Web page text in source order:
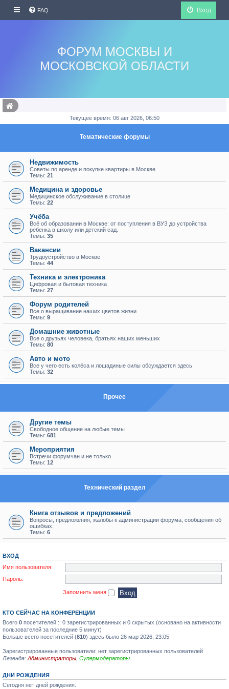
FAQ Вход
ФОРУМ МОСКВЫ И
МОСКОВСКОЙ ОБЛАСТИ
Текущее время: 06 авг 2026, 06:50
Тематические форумы
Недвижимость
Советы по аренде и покупке квартиры в Москве
Темы: 21
Медицина и здоровье
Медицинское обслуживание в столице
Темы: 22
Учёба
Всё об образовании в Москве: от поступления в ВУЗ до устройства
ребенка в школу или детский сад.
Темы: 35
Вакансии
Трудоустройство в Москве
Темы: 44
Техника и электроника
Цифровая и бытовая техника
Темы: 27
Форум родителей
Все о выращивание наших цветов жизни
Темы: 9
Домашние животные
Все о друзьях человека, братьях наших меньших
Темы: 80
Авто и мото
Все у чего есть колёса и лошадиные силы обсуждается здесь
Темы: 32
Прочее
Другие темы
Свободное общение на любые темы
Темы: 681
Мероприятия
Встречи форумчан и не только
Темы: 12
Технический раздел
Книга отзывов и предложений
Вопросы, предложения, жалобы к администрации форума, сообщения об
ошибках.
Темы: 6
ВХОД
Имя пользователя:
Пароль:
Запомнить меня
КТО СЕЙЧАС НА КОНФЕРЕНЦИИ
Всего 0 посетителей :: 0 зарегистрированных и 0 скрытых (основано на активности
пользователей за последние 5 минут)
Больше всего посетителей (810) здесь было 26 мар 2026, 23:05
Зарегистрированные пользователи: нет зарегистрированных пользователей
Легенда: Администраторы Супермодераторы
ДНИ РОЖДЕНИЯ
Сегодня нет дней рождения.